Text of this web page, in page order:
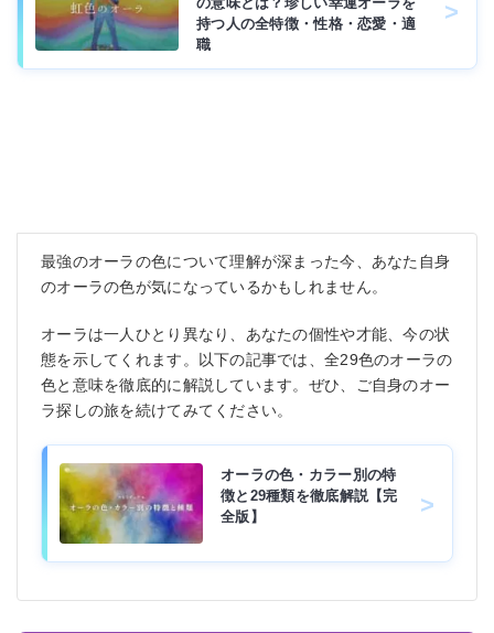
持つ人の全特徴・性格・恋愛・適
職
最強のオーラの色について理解が深まった今、あなた自身
のオーラの色が気になっているかもしれません。
オーラは一人ひとり異なり、あなたの個性や才能、今の状
態を示してくれます。以下の記事では、全29色のオーラの
色と意味を徹底的に解説しています。ぜひ、ご自身のオー
ラ探しの旅を続けてみてください。
オーラの色・カラー別の特
徴と29種類を徹底解説【完
全版】